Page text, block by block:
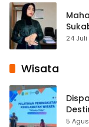
24
Wisata
5